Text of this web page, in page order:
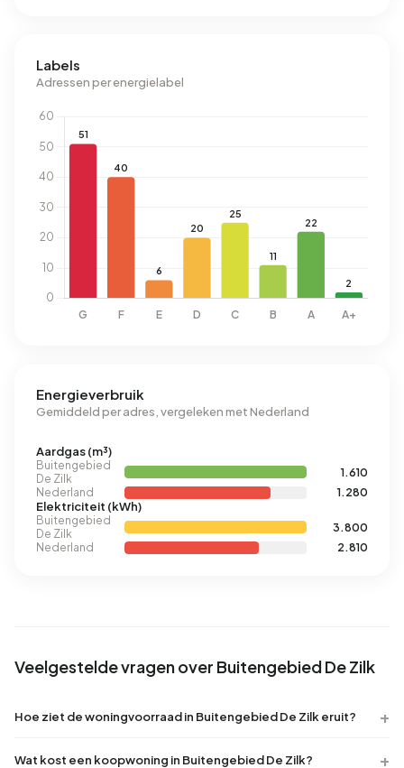
Labels
Adressen per energielabel
Energieverbruik
Gemiddeld per adres, vergeleken met Nederland
Aardgas (m³)
Buitengebied
De Zilk
1.610
Nederland
1.280
Elektriciteit (kWh)
Buitengebied
De Zilk
3.800
Nederland
2.810
Veelgestelde vragen over Buitengebied De Zilk
Hoe ziet de woningvoorraad in Buitengebied De Zilk eruit?
Wat kost een koopwoning in Buitengebied De Zilk?